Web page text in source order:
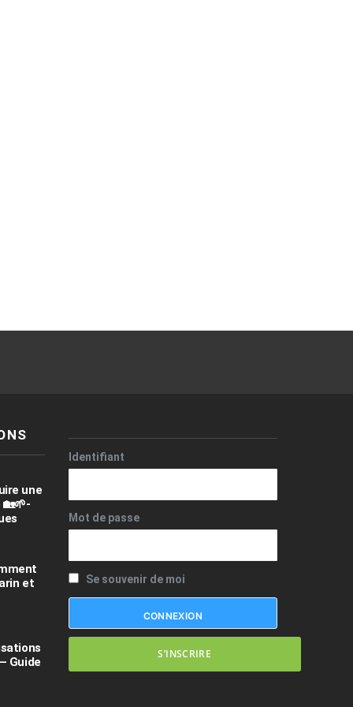
une
et
Guide
Identifiant
Mot de passe
Se souvenir de moi
S’INSCRIRE